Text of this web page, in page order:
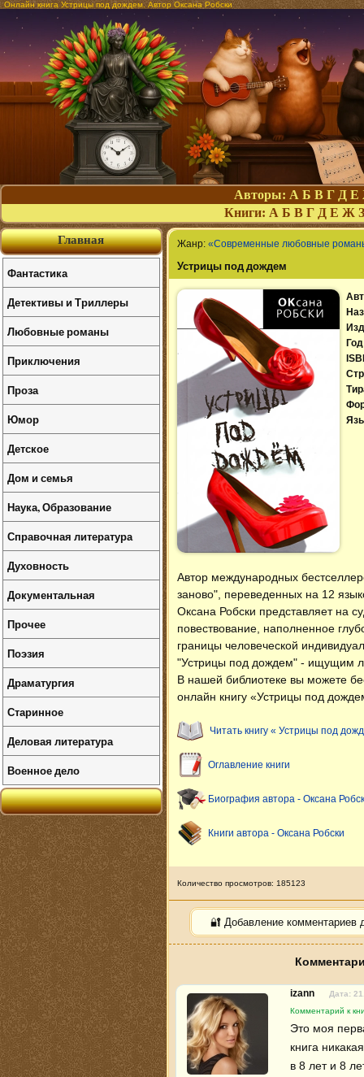
Онлайн книга Устрицы под дождем. Автор Оксана Робски
Авторы: А Б В Г Д Е
Книги: А Б В Г Д Е Ж З
Жанр: «Современные любовные
Устрицы под дождем
Автор международных
заново", переведенных на 12
Оксана Робски представляет на
повествование, наполненное
границы человеческой
"Устрицы под дождем" - ищущим
В нашей библиотеке вы можете
онлайн книгу «Устрицы под
Читать книгу « Устрицы под
Оглавление книги
Биография автора - Оксана
Книги автора - Оксана Робски
Количество просмотров: 185123
🔐 Добавление комментариев
izann
Дата:
Комментарий к
Это моя
книга
в 8 лет и 8
Главная
Фантастика
Детективы и Триллеры
Любовные романы
Приключения
Проза
Юмор
Детское
Дом и семья
Наука, Образование
Справочная литература
Духовность
Документальная
Прочее
Поэзия
Драматургия
Старинное
Деловая литература
Военное дело